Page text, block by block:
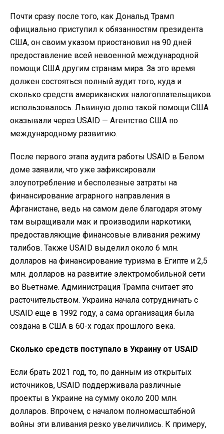
Почти сразу после того, как Дональд Трамп
официально приступил к обязанностям президента
США, он своим указом приостановил на 90 дней
предоставление всей невоенной международной
помощи США другим странам мира. За это время
должен состояться полный аудит того, куда и
сколько средств американских налогоплательщиков
использовалось. Львиную долю такой помощи США
оказывали через USAID — Агентство США по
международному развитию.
После первого этапа аудита работы USAID в Белом
доме заявили, что уже зафиксировали
злоупотребление и бесполезные затраты на
финансирование аграрного направления в
Афганистане, ведь на самом деле благодаря этому
там выращивали мак и производили наркотики,
предоставляющие финансовые вливания режиму
талибов. Также USAID выделил около 6 млн.
долларов на финансирование туризма в Египте и 2,5
млн. долларов на развитие электромобильной сети
во Вьетнаме. Администрация Трампа считает это
расточительством. Украина начала сотрудничать с
USAID еще в 1992 году, а сама организация была
создана в США в 60-х годах прошлого века.
Сколько средств поступало в Украину от USAID
Если брать 2021 год, то, по данным из открытых
источников, USAID поддерживала различные
проекты в Украине на сумму около 200 млн.
долларов. Впрочем, с началом полномасштабной
войны эти вливания резко увеличились. К примеру,